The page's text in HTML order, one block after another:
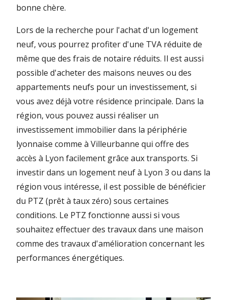
bonne chère.
Lors de la recherche pour l'achat d'un logement
neuf, vous pourrez profiter d'une TVA réduite de
même que des frais de notaire réduits. Il est aussi
possible d'acheter des maisons neuves ou des
appartements neufs pour un investissement, si
vous avez déjà votre résidence principale. Dans la
région, vous pouvez aussi réaliser un
investissement immobilier dans la périphérie
lyonnaise comme à Villeurbanne qui offre des
accès à Lyon facilement grâce aux transports. Si
investir dans un logement neuf à Lyon 3 ou dans la
région vous intéresse, il est possible de bénéficier
du PTZ (prêt à taux zéro) sous certaines
conditions. Le PTZ fonctionne aussi si vous
souhaitez effectuer des travaux dans une maison
comme des travaux d'amélioration concernant les
performances énergétiques.